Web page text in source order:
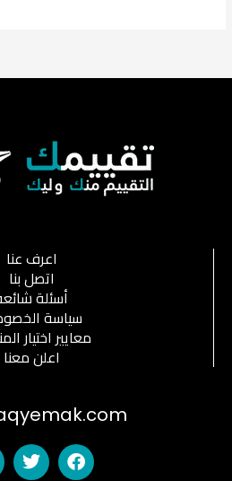
اعرف عنا
اتصل بنا
أسئلة
سياسة
معايير اختيار
اعلن معنا
F
a
T
w